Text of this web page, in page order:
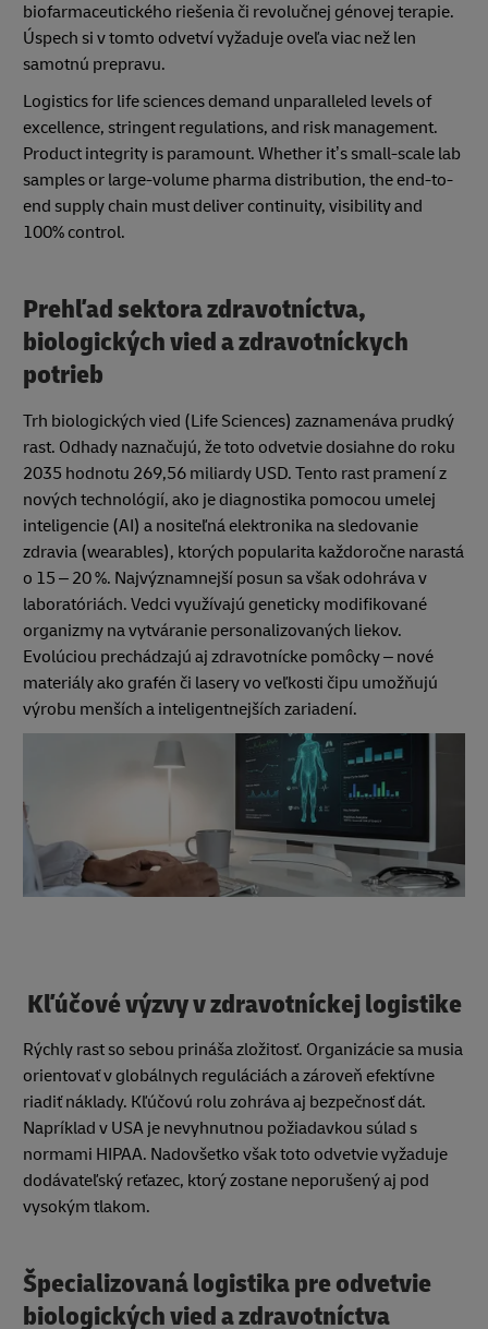
biofarmaceutického riešenia či revolučnej génovej terapie.
Úspech si v tomto odvetví vyžaduje oveľa viac než len
samotnú prepravu.
Logistics for life sciences demand unparalleled levels of
excellence, stringent regulations, and risk management.
Product integrity is paramount. Whether it’s small-scale lab
samples or large-volume pharma distribution, the end-to-
end supply chain must deliver continuity, visibility and
100% control.
Prehľad sektora zdravotníctva,
biologických vied a zdravotníckych
potrieb
Trh biologických vied (Life Sciences) zaznamenáva prudký
rast. Odhady naznačujú, že toto odvetvie dosiahne do roku
2035 hodnotu 269,56 miliardy USD. Tento rast pramení z
nových technológií, ako je diagnostika pomocou umelej
inteligencie (AI) a nositeľná elektronika na sledovanie
zdravia (wearables), ktorých popularita každoročne narastá
o 15 – 20 %. Najvýznamnejší posun sa však odohráva v
laboratóriách. Vedci využívajú geneticky modifikované
organizmy na vytváranie personalizovaných liekov.
Evolúciou prechádzajú aj zdravotnícke pomôcky – nové
materiály ako grafén či lasery vo veľkosti čipu umožňujú
výrobu menších a inteligentnejších zariadení.
Kľúčové výzvy v zdravotníckej logistike
Rýchly rast so sebou prináša zložitosť. Organizácie sa musia
orientovať v globálnych reguláciách a zároveň efektívne
riadiť náklady. Kľúčovú rolu zohráva aj bezpečnosť dát.
Napríklad v USA je nevyhnutnou požiadavkou súlad s
normami HIPAA. Nadovšetko však toto odvetvie vyžaduje
dodávateľský reťazec, ktorý zostane neporušený aj pod
vysokým tlakom.
Špecializovaná logistika pre odvetvie
biologických vied a zdravotníctva